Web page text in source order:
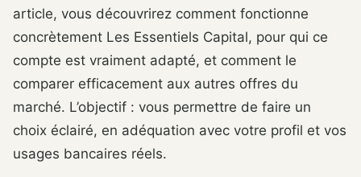
article, vous découvrirez comment fonctionne
concrètement Les Essentiels Capital, pour qui ce
compte est vraiment adapté, et comment le
comparer efficacement aux autres offres du
marché. L’objectif : vous permettre de faire un
choix éclairé, en adéquation avec votre profil et vos
usages bancaires réels.